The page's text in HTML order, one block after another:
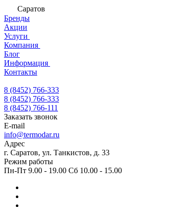
Саратов
Бренды
Акции
Услуги
Компания
Блог
Информация
Контакты
8 (8452) 766-333
8 (8452) 766-333
8 (8452) 766-111
Заказать звонок
E-mail
info@termodar.ru
Адрес
г. Саратов, ул. Танкистов, д. 33
Режим работы
Пн-Пт 9.00 - 19.00 Сб 10.00 - 15.00